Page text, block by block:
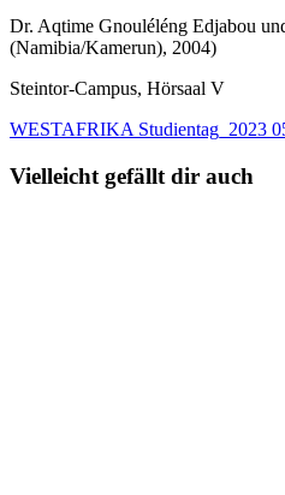
Dr. Aqtime Gnouléléng Edjabou
(Namibia/Kamerun), 2004)
Steintor-Campus, Hörsaal V
WESTAFRIKA Studientag_2023
Vielleicht gefällt dir auch